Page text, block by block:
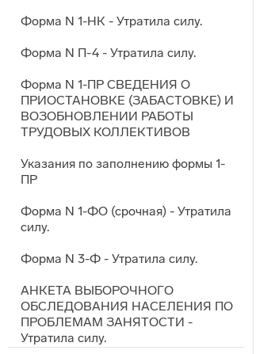
Форма N 1-НК - Утратила силу.
Форма N П-4 - Утратила силу.
Форма N 1-ПР СВЕДЕНИЯ О
ПРИОСТАНОВКЕ (ЗАБАСТОВКЕ) И
ВОЗОБНОВЛЕНИИ РАБОТЫ
ТРУДОВЫХ КОЛЛЕКТИВОВ
Указания по заполнению формы 1-
ПР
Форма N 1-ФО (срочная) - Утратила
силу.
Форма N 3-Ф - Утратила силу.
АНКЕТА ВЫБОРОЧНОГО
ОБСЛЕДОВАНИЯ НАСЕЛЕНИЯ ПО
ПРОБЛЕМАМ ЗАНЯТОСТИ -
Утратила силу.